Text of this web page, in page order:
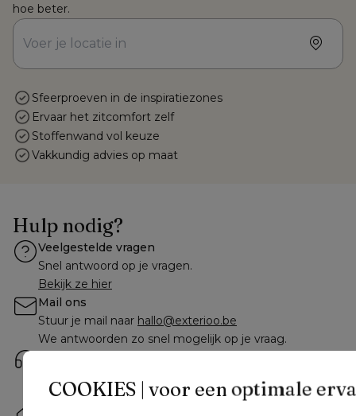
COOKIES | voor een optimale
hoe beter.
Sfeerproeven in de inspiratiezones
Ervaar het zitcomfort zelf
Stoffenwand vol keuze
Vakkundig advies op maat
Hulp nodig?
Veelgestelde vragen
Snel antwoord op je vragen.
Bekijk ze hier
Mail ons
Stuur je mail naar hallo@exterioo.be
We antwoorden zo snel mogelijk op je vraag.
18.30u en op zaterdag: 9.30u - 18u